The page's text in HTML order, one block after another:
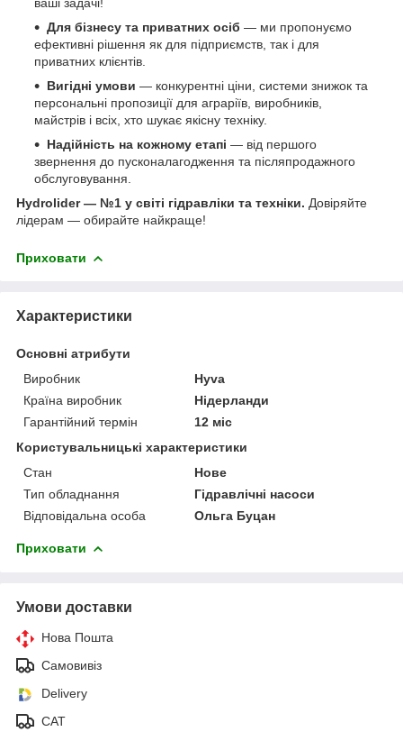
Для бізнесу та приватних осіб — ми пропонуємо
ефективні рішення як для підприємств, так і для
приватних клієнтів.
Вигідні умови — конкурентні ціни, системи знижок та
персональні пропозиції для аграріїв, виробників,
майстрів і всіх, хто шукає якісну техніку.
Надійність на кожному етапі — від першого
звернення до пусконалагодження та післяпродажного
обслуговування.
Hydrolider — №1 у світі гідравліки та техніки. Довіряйте
лідерам — обирайте найкраще!
Приховати
Характеристики
Основні атрибути
Виробник
Hyva
Країна виробник
Нідерланди
Гарантійний термін
12 міс
Користувальницькі характеристики
Стан
Нове
Тип обладнання
Гідравлічні насоси
Відповідальна особа
Ольга Буцан
Приховати
Умови доставки
Нова Пошта
Самовивіз
Delivery
САТ